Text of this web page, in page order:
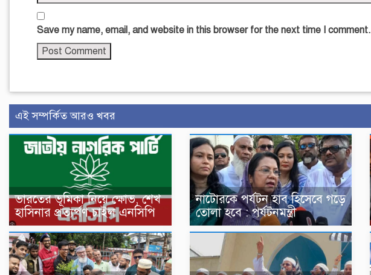
Save my name, email, and website in this browser for the next time I comment.
এই সম্পর্কিত আরও খবর
ভারতের ভূমিকা নিয়ে ক্ষোভ, শেখ
হাসিনার প্রত্যর্পণ চাইল এনসিপি
নাটোরকে পর্যটন হাব হিসেবে গড়ে
তোলা হবে : পর্যটনমন্ত্রী